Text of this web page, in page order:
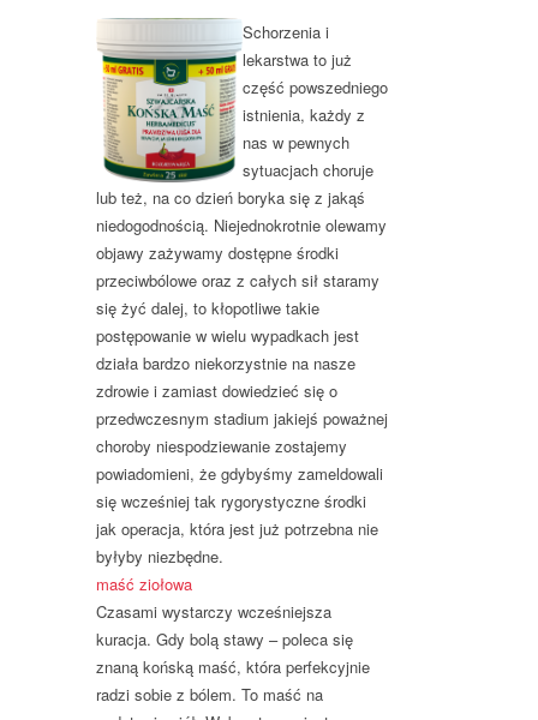
Schorzenia i
lekarstwa to już
część powszedniego
istnienia, każdy z
nas w pewnych
sytuacjach choruje
lub też, na co dzień boryka się z jakąś
niedogodnością. Niejednokrotnie olewamy
objawy zażywamy dostępne środki
przeciwbólowe oraz z całych sił staramy
się żyć dalej, to kłopotliwe takie
postępowanie w wielu wypadkach jest
działa bardzo niekorzystnie na nasze
zdrowie i zamiast dowiedzieć się o
przedwczesnym stadium jakiejś poważnej
choroby niespodziewanie zostajemy
powiadomieni, że gdybyśmy zameldowali
się wcześniej tak rygorystyczne środki
jak operacja, która jest już potrzebna nie
byłyby niezbędne.
maść ziołowa
Czasami wystarczy wcześniejsza
kuracja. Gdy bolą stawy – poleca się
znaną końską maść, która perfekcyjnie
radzi sobie z bólem. To maść na